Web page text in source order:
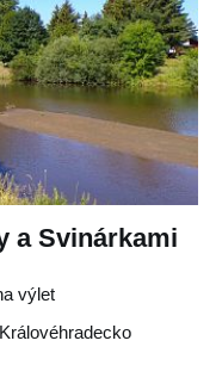
a Svinárkami
výlet
Královéhradecko